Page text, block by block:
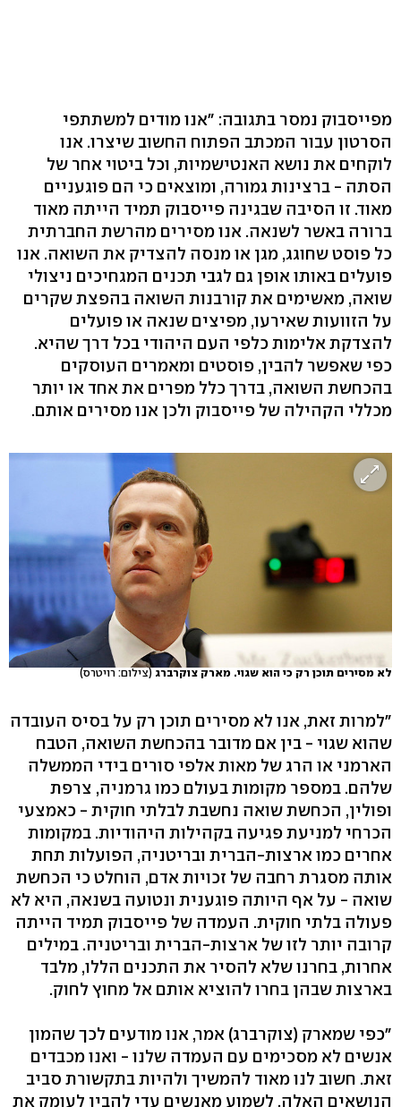
מפייסבוק נמסר בתגובה: "אנו מודים למשתתפי
הסרטון עבור המכתב הפתוח החשוב שיצרו. אנו
לוקחים את נושא האנטישמיות, וכל ביטוי אחר של
הסתה - ברצינות גמורה, ומוצאים כי הם פוגעניים
מאוד. זו הסיבה שבגינה פייסבוק תמיד הייתה מאוד
ברורה באשר לשנאה. אנו מסירים מהרשת החברתית
כל פוסט שחוגג, מגן או מנסה להצדיק את השואה. אנו
פועלים באותו אופן גם לגבי תכנים המגחיכים ניצולי
שואה, מאשימים את קורבנות השואה בהפצת שקרים
על הזוועות שאירעו, מפיצים שנאה או פועלים
להצדקת אלימות כלפי העם היהודי בכל דרך שהיא.
כפי שאפשר להבין, פוסטים ומאמרים העוסקים
בהכחשת השואה, בדרך כלל מפרים את אחד או יותר
מכללי הקהילה של פייסבוק ולכן אנו מסירים אותם.
לא מסירים תוכן רק כי הוא שגוי. מארק צוקרברג (צילום: רויטרס)
"למרות זאת, אנו לא מסירים תוכן רק על בסיס העובדה
שהוא שגוי - בין אם מדובר בהכחשת השואה, הטבח
הארמני או הרג של מאות אלפי סורים בידי הממשלה
שלהם. במספר מקומות בעולם כמו גרמניה, צרפת
ופולין, הכחשת שואה נחשבת לבלתי חוקית - כאמצעי
הכרחי למניעת פגיעה בקהילות היהודיות. במקומות
אחרים כמו ארצות-הברית ובריטניה, הפועלות תחת
אותה מסגרת רחבה של זכויות אדם, הוחלט כי הכחשת
שואה - על אף היותה פוגענית ונטועה בשנאה, היא לא
פעולה בלתי חוקית. העמדה של פייסבוק תמיד הייתה
קרובה יותר לזו של ארצות-הברית ובריטניה. במילים
אחרות, בחרנו שלא להסיר את התכנים הללו, מלבד
בארצות שבהן בחרו להוציא אותם אל מחוץ לחוק.
"כפי שמארק (צוקרברג) אמר, אנו מודעים לכך שהמון
אנשים לא מסכימים עם העמדה שלנו - ואנו מכבדים
זאת. חשוב לנו מאוד להמשיך ולהיות בתקשורת סביב
הנושאים האלה, לשמוע מאנשים עדי להבין לעומק את